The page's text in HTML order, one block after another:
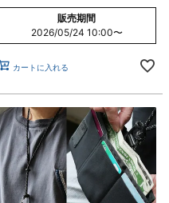
販売期間
2026/05/24 10:00〜
カートに入れる